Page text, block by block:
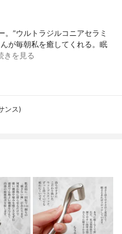
”ウルトラジルコニアセラミ
が毎朝私を癒してくれる。眠
きを見る
ンス)